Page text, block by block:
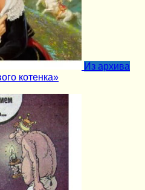
Из архива
котенка»